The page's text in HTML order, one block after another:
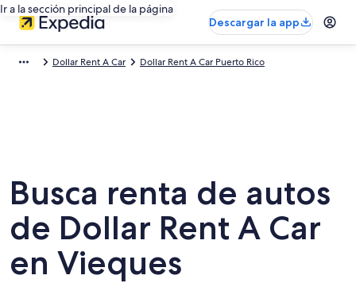
Ir a la sección principal de la página
Descargar la app
Dollar Rent A Car Dollar Rent A Car Puerto Rico
Busca renta de autos
de Dollar Rent A Car
en Vieques